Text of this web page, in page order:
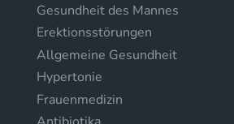
Gesundheit des Mannes
Erektionsstörungen
Allgemeine Gesundheit
Hypertonie
Frauenmedizin